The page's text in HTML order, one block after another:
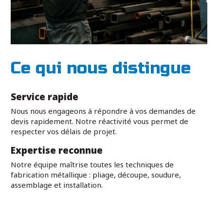
Ce qui nous distingue
Service rapide
Nous nous engageons à répondre à vos demandes de
devis rapidement. Notre réactivité vous permet de
respecter vos délais de projet.
Expertise reconnue
Notre équipe maîtrise toutes les techniques de
fabrication métallique : pliage, découpe, soudure,
assemblage et installation.